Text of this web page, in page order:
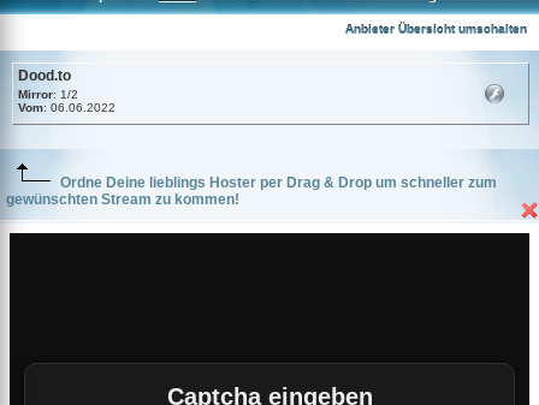
Anbieter Übersicht umschalten
Dood.to
Mirror: 1/2
Vom: 06.06.2022
Ordne Deine lieblings Hoster per Drag & Drop um schneller zum
gewünschten Stream zu kommen!